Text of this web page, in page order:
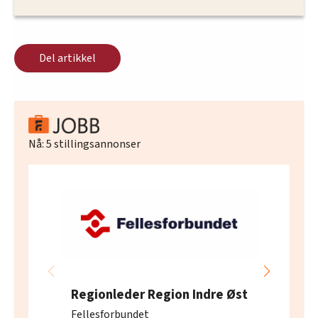
Del artikkel
Nå:5stillingsannonser
Regionleder Region Indre Øst
Fellesforbundet